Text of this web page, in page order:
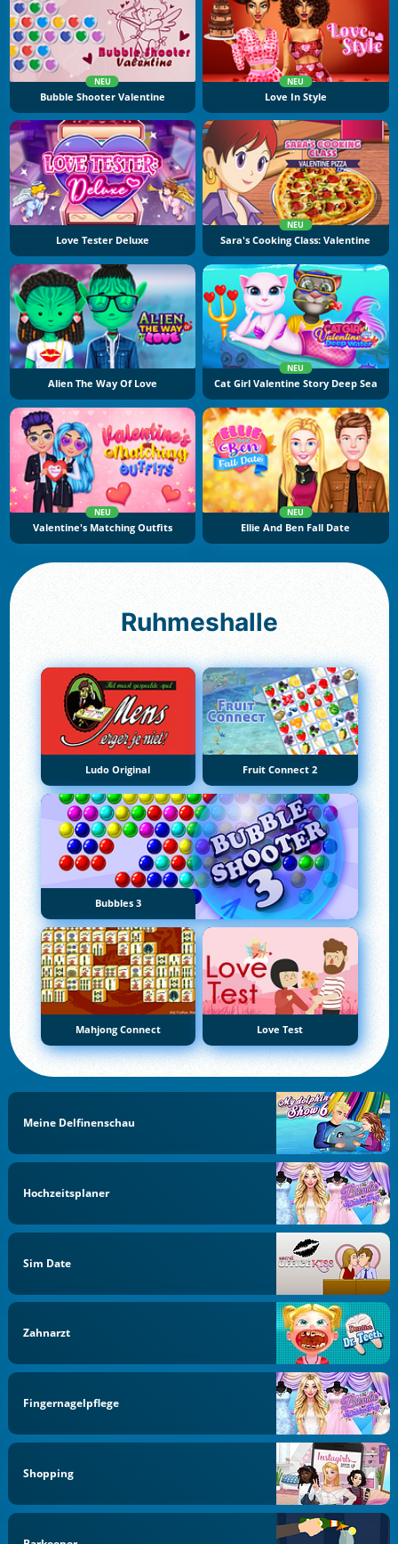
NEU
Bubble Shooter Valentine
NEU
Love In Style
Love Tester Deluxe
NEU
Sara's Cooking Class: Valentine
Alien The Way Of Love
NEU
Cat Girl Valentine Story Deep Sea
NEU
Valentine's Matching Outfits
NEU
Ellie And Ben Fall Date
Ruhmeshalle
Ludo Original Fruit Connect 2
Bubbles 3
Mahjong Connect Love Test
Meine Delfinenschau
Hochzeitsplaner
Sim Date
Zahnarzt
Fingernagelpflege
Shopping